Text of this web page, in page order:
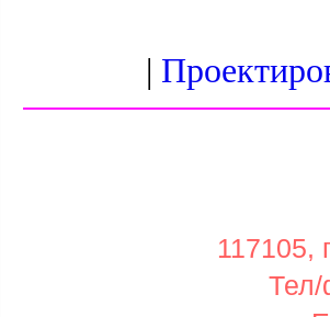
|
117105,
Тел/